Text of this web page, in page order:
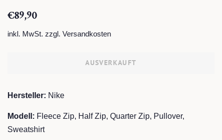
Normaler
€89,90
inkl. MwSt. zzgl. Versandkosten
AUSVERKAUFT
Hersteller: Nike
Modell: Fleece Zip, Half Zip, Quarter Zip, Pullover,
Sweatshirt